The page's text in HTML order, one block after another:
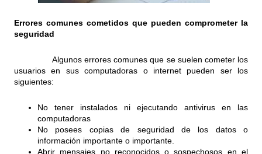
Errores comunes cometidos que pueden comprometer la
seguridad
Algunos errores comunes que se suelen cometer los
usuarios en sus computadoras o internet pueden ser los
siguientes:
No tener instalados ni ejecutando antivirus en las
computadoras
No posees copias de seguridad de los datos o
información importante o importante.
Abrir mensajes no reconocidos o sospechosos en el